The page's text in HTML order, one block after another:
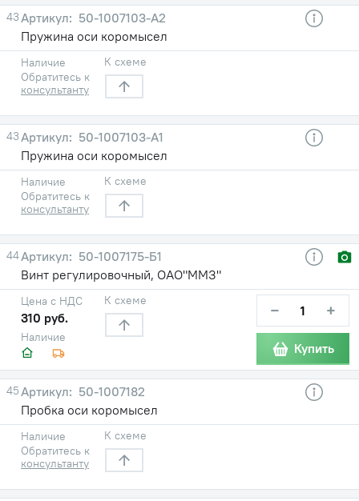
43
50-1007103-А2
Пружина оси коромысел
Наличие
Обратитесь к
консультанту
К схеме
43
50-1007103-А1
Пружина оси коромысел
Наличие
Обратитесь к
консультанту
К схеме
44
50-1007175-Б1
Винт регулировочный, ОАО"ММЗ"
Наличие
Цена с НДС
310 руб.
К схеме − +
Купить
45
50-1007182
Пробка оси коромысел
Наличие
Обратитесь к
консультанту
К схеме